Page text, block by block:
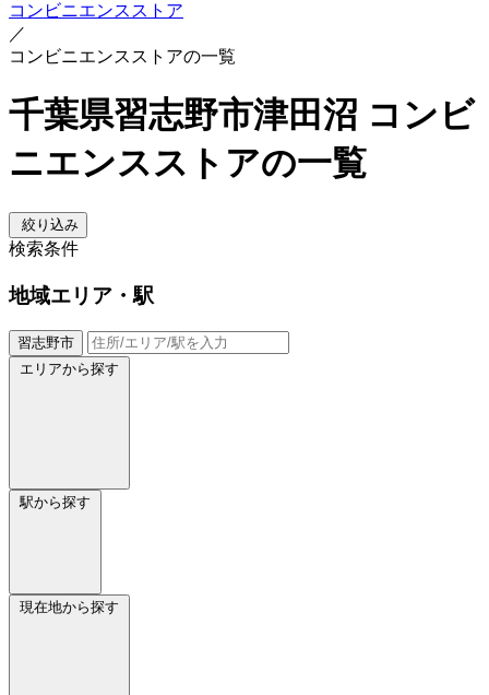
コンビニエンスストア
／
コンビニエンスストアの一覧
千葉県習志野市津田沼 コンビ
ニエンスストアの一覧
絞り込み
検索条件
地域エリア・駅
習志野市
エリアから探す
駅から探す
現在地から探す